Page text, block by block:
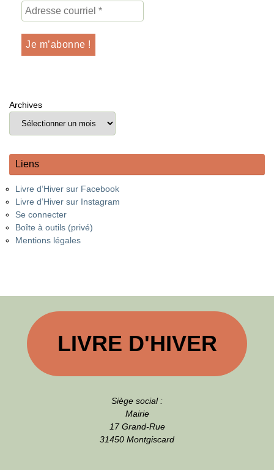
Archives
Liens
Livre d’Hiver sur Facebook
Livre d’Hiver sur Instagram
Se connecter
Boîte à outils (privé)
Mentions légales
LIVRE D'HIVER
Siège social :
Mairie
17 Grand-Rue
31450 Montgiscard